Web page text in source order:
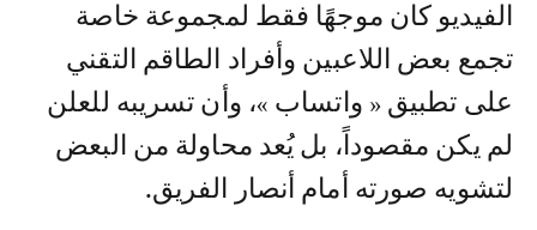
الفيديو كان موجهًا فقط لمجموعة خاصة
تجمع بعض اللاعبين وأفراد الطاقم التقني
على تطبيق « واتساب »، وأن تسريبه للعلن
لم يكن مقصوداً، بل يُعد محاولة من البعض
لتشويه صورته أمام أنصار الفريق.